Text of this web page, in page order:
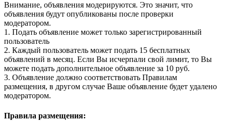
Внимание, объявления модерируются. Это значит, что
объявления будут опубликованы после проверки
модератором.
1. Подать объявление может только зарегистрированный
пользователь
2. Каждый пользователь может подать 15 бесплатных
объявлений в месяц. Если Вы исчерпали свой лимит, то Вы
можете подать дополнительное объявление за 10 руб.
3. Объявление должно соответствовать Правилам
размещения, в другом случае Ваше объявление будет удалено
модератором.
Правила размещения: